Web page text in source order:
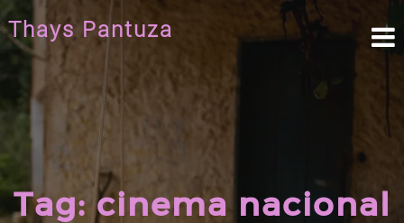
Skip
to
content
Thays Pantuza
Tag:cinema nacional